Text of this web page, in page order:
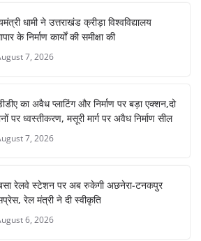
धामी ने उत्तराखंड क्रीड़ा विश्वविद्यालय
के निर्माण कार्यों की समीक्षा की
7, 2026
का अवैध प्लाटिंग और निर्माण पर बड़ा एक्शन,दो
पर ध्वस्तीकरण, मसूरी मार्ग पर अवैध निर्माण सील
7, 2026
रेलवे स्टेशन पर अब रुकेगी अछनेरा-टनकपुर
रेल मंत्री ने दी स्वीकृति
6, 2026